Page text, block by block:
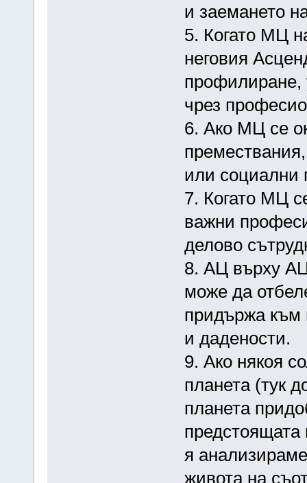
и заемането
5. Когато МЦ
неговия
профилиране,
чрез
6. Ако МЦ се
или социални
7. Когато МЦ
важни
делово
8. АЦ върху
може да
придържа към
и дадености.
9. Ако някоя
планета (тук
планета
предстоящата
я
живота на